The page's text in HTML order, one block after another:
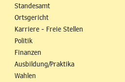
Standesamt
Ortsgericht
Karriere - Freie Stellen
Politik
Finanzen
Ausbildung/Praktika
Wahlen